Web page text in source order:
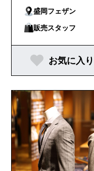
盛岡フェザン
販売スタッフ
お気に入り